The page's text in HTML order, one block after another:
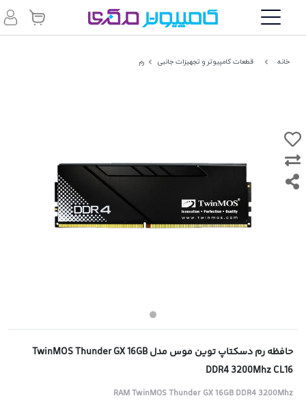
خانه قطعات کامپیوتر و تجهیزات جانبی رم
حافظه رم دسکتاپ توین موس مدل TwinMOS Thunder GX 16GB
DDR4 3200Mhz CL16
RAM TwinMOS Thunder GX 16GB DDR4 3200Mhz